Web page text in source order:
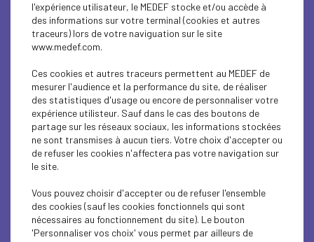
Réunis à Rome les 1er et 2
décembre à l'occasion de la
économique trilatéral, le
Medef et ses homologues
allemand (BDI) et italien
(Confindustria) ont émis une
déclaration commune,
restaurer la puissance
économique de l'Europe.
l'expérience utilisateur, le MEDEF stocke et/ou accède à
des informations sur votre terminal (cookies et autres
traceurs) lors de votre naviguation sur le site
www.medef.com.
Ces cookies et autres traceurs permettent au MEDEF de
mesurer l'audience et la performance du site, de réaliser
des statistiques d'usage ou encore de personnaliser votre
expérience utilisteur. Sauf dans le cas des boutons de
partage sur les réseaux sociaux, les informations stockées
ne sont transmises à aucun tiers. Votre choix d'accepter ou
de refuser les cookies n'affectera pas votre navigation sur
le site.
Vous pouvez choisir d'accepter ou de refuser l'ensemble
des cookies (sauf les cookies fonctionnels qui sont
nécessaires au fonctionnement du site). Le bouton
'Personnaliser vos choix' vous permet par ailleurs de